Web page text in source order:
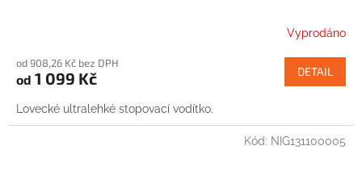
Vyprodáno
od 908,26 Kč bez DPH
od 1 099 Kč DETAIL
Lovecké ultralehké stopovací vodítko.
Kód: NIG131100005